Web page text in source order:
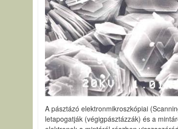
A pásztázó elektronmikroszkópiai
letapogatják (végigpásztázzák) és a